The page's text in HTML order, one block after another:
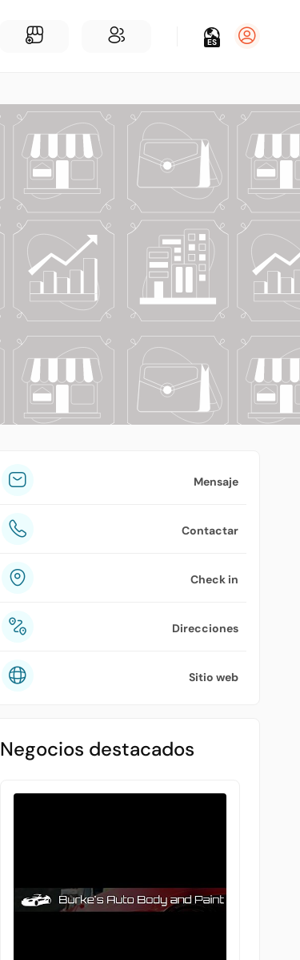
ES
Mensaje
Contactar
Check in
Direcciones
Sitio web
Negocios destacados
Para Negocios
Añadir un negocio
Encuentre empresas cerca de ti
Comunidad
Encuentra personas cerca de ti
tuPlaza
Acerca de nosotros